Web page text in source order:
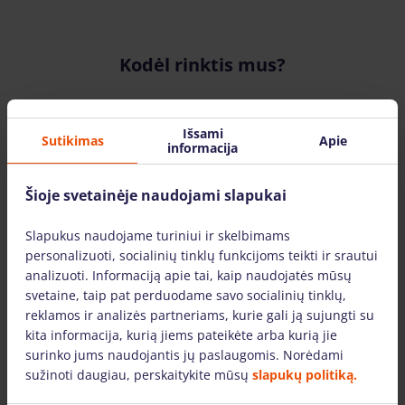
Kodėl rinktis mus?
Įrankis.lt filialus galite rasite šiuose Lietuvos
miestuose: Vilniuje, Kaune, Klaipėdoje ir
Mažeikiuose. Įrankius pristatome visoje
Lietuvoje.
Sutikimas
Išsami
informacija
Apie
Šioje svetainėje naudojami slapukai
Slapukus naudojame turiniui ir skelbimams
personalizuoti, socialinių tinklų funkcijoms teikti ir srautui
analizuoti. Informaciją apie tai, kaip naudojatės mūsų
svetaine, taip pat perduodame savo socialinių tinklų,
reklamos ir analizės partneriams, kurie gali ją sujungti su
kita informacija, kurią jiems pateikėte arba kurią jie
surinko jums naudojantis jų paslaugomis. Norėdami
sužinoti daugiau, perskaitykite mūsų slapukų politiką.